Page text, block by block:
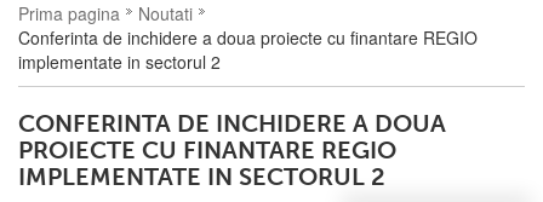
Prima pagina
Noutati
Conferinta de inchidere a doua proiecte cu finantare REGIO
implementate in sectorul 2
CONFERINTA DE INCHIDERE A DOUA
PROIECTE CU FINANTARE REGIO
IMPLEMENTATE IN SECTORUL 2